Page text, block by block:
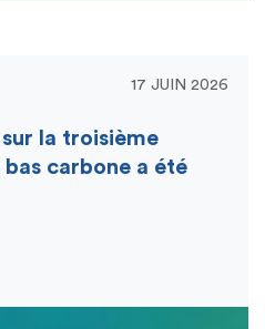
17 JUIN 2026
la troisième
carbone a été